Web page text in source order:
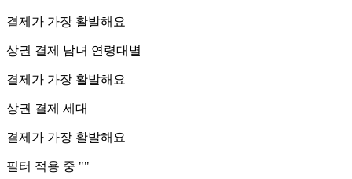
결제가 가장 활발해요
상권 결제 남녀 연령대별
결제가 가장 활발해요
상권 결제 세대
결제가 가장 활발해요
필터 적용 중 ""